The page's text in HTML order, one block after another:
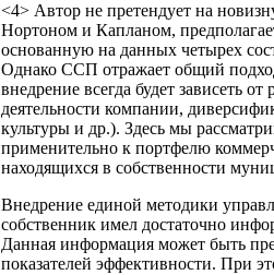
<4> Автор не претендует на
Нортоном и Капланом,
основанную на данных четырех
Однако ССП отражает общий
внедрение всегда будет зависеть
деятельности компании,
культуры и др.). Здесь мы
применительно к портфелю
находящихся в собственности
Внедрение единой методики
собственник имел достаточно
Данная информация может быть
показателей эффективности. При